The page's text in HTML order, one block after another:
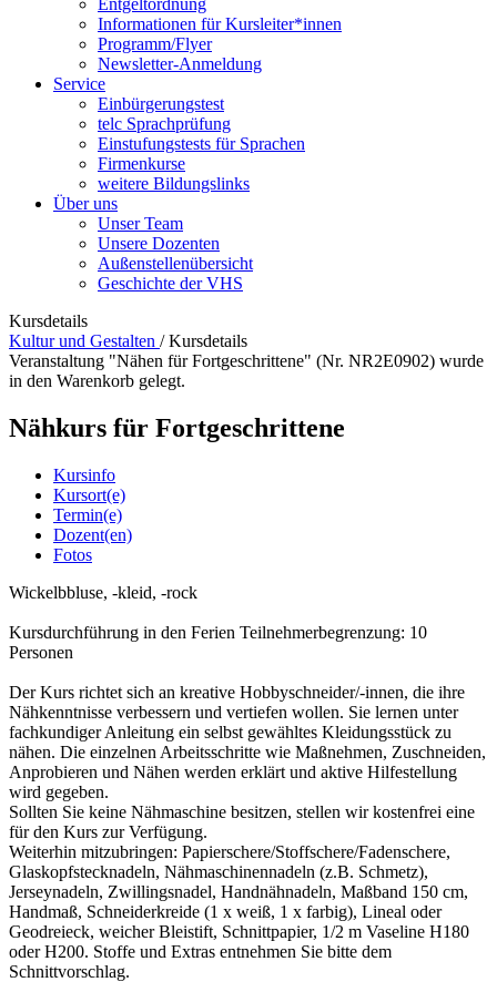
Entgeltordnung
Informationen für Kursleiter*innen
Programm/Flyer
Newsletter-Anmeldung
Service
Einbürgerungstest
telc Sprachprüfung
Einstufungstests für Sprachen
Firmenkurse
weitere Bildungslinks
Über uns
Unser Team
Unsere Dozenten
Außenstellenübersicht
Geschichte der VHS
Kursdetails
Kultur und Gestalten /Kursdetails
Veranstaltung "Nähen für Fortgeschrittene" (Nr. NR2E0902) wurde
in den Warenkorb gelegt.
Nähkurs für Fortgeschrittene
Kursinfo
Kursort(e)
Termin(e)
Dozent(en)
Fotos
Wickelbbluse, -kleid, -rock
Kursdurchführung in den Ferien Teilnehmerbegrenzung: 10
Personen
Der Kurs richtet sich an kreative Hobbyschneider/-innen, die ihre
Nähkenntnisse verbessern und vertiefen wollen. Sie lernen unter
fachkundiger Anleitung ein selbst gewähltes Kleidungsstück zu
nähen. Die einzelnen Arbeitsschritte wie Maßnehmen, Zuschneiden,
Anprobieren und Nähen werden erklärt und aktive Hilfestellung
wird gegeben.
Sollten Sie keine Nähmaschine besitzen, stellen wir kostenfrei eine
für den Kurs zur Verfügung.
Weiterhin mitzubringen: Papierschere/Stoffschere/Fadenschere,
Glaskopfstecknadeln, Nähmaschinennadeln (z.B. Schmetz),
Jerseynadeln, Zwillingsnadel, Handnähnadeln, Maßband 150 cm,
Handmaß, Schneiderkreide (1 x weiß, 1 x farbig), Lineal oder
Geodreieck, weicher Bleistift, Schnittpapier, 1/2 m Vaseline H180
oder H200. Stoffe und Extras entnehmen Sie bitte dem
Schnittvorschlag.